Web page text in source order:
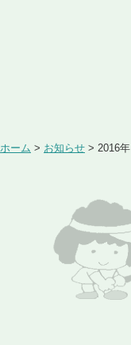
ホーム > お知らせ > 2016年